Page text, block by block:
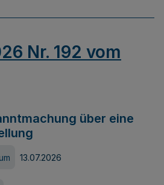
Nr. 192 vom
über eine
13.07.2026